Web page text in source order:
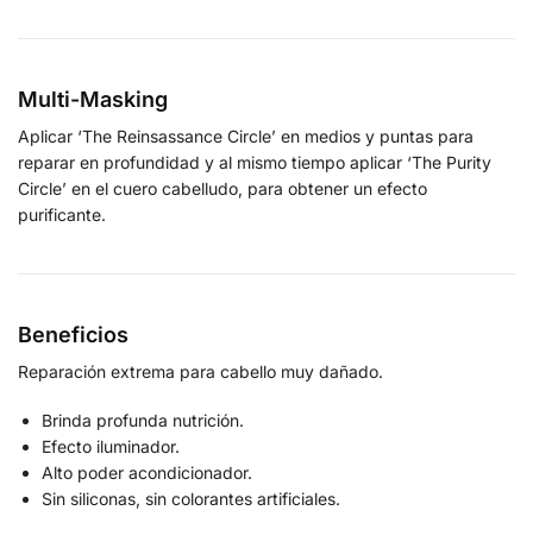
Multi-Masking
Aplicar ‘The Reinsassance Circle’ en medios y puntas para
reparar en profundidad y al mismo tiempo aplicar ‘The Purity
Circle’ en el cuero cabelludo, para obtener un efecto
purificante.
Beneficios
Reparación extrema para cabello muy dañado.
Brinda profunda nutrición.
Efecto iluminador.
Alto poder acondicionador.
Sin siliconas, sin colorantes artificiales.